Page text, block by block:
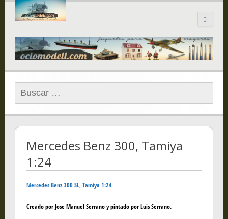
ociomodell.com
Buscar:
Mercedes Benz 300, Tamiya
1:24
Mercedes Benz 300 SL, Tamiya 1:24
Creado por Jose Manuel Serrano y pintado por Luis Serrano.